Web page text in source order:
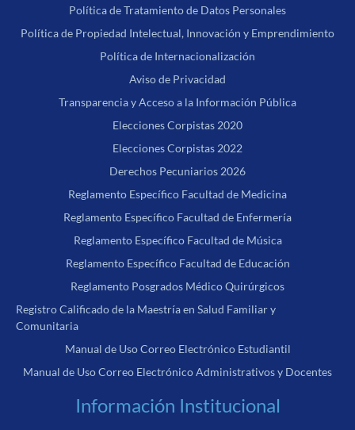
Política de Tratamiento de Datos Personales
Política de Propiedad Intelectual, Innovación y Emprendimiento
Política de Internacionalización
Aviso de Privacidad
Transparencia y Acceso a la Información Pública
Elecciones Corpistas 2020
Elecciones Corpistas 2022
Derechos Pecuniarios 2026
Reglamento Específico Facultad de Medicina
Reglamento Específico Facultad de Enfermería
Reglamento Específico Facultad de Música
Reglamento Específico Facultad de Educación
Reglamento Posgrados Médico Quirúrgicos
Registro Calificado de la Maestría en Salud Familiar y
Comunitaria
Manual de Uso Correo Electrónico Estudiantil
Manual de Uso Correo Electrónico Administrativos y Docentes
Información Institucional